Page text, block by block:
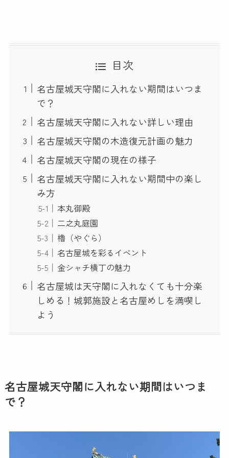
目次
名古屋城天守閣に入れない期間はいつま
で？
名古屋城天守閣に入れない詳しい理由
名古屋城天守閣の木造復元計画の魅力
名古屋城天守閣の現在の様子
名古屋城天守閣に入れない期間中の楽し
み方
本丸御殿
二之丸庭園
櫓（やぐら）
名古屋城を彩るイベント
金シャチ横丁の魅力
名古屋城は天守閣に入れなくても十分楽
しめる！城郭施設と名古屋めしを満喫し
よう
名古屋城天守閣に入れない期間はいつま
で？